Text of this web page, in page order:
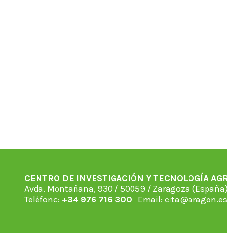
CENTRO DE INVESTIGACIÓN Y TECNOLOGÍA
Avda. Montañana, 930 / 50059 / Zaragoza (España)
Teléfono: +34 976 716 300 · Email: cita@aragon.es